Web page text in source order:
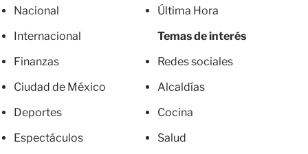
Nacional
Internacional
Finanzas
Ciudad de México
Deportes
Espectáculos
Última Hora
Temas de interés
Redes sociales
Alcaldías
Cocina
Salud